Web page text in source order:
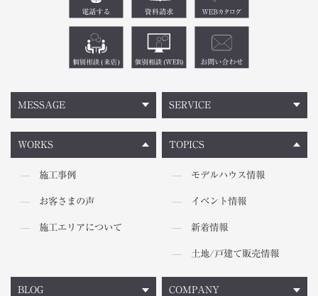
MESSAGE
WORKS
施工事例
お客さまの声
施工エリアについて
TOPICS
モデルハウス情報
イベント情報
新着情報
土地/戸建て販売情報
SERVICE
BLOG COMPANY